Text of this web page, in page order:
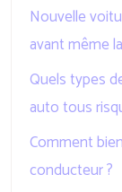
Nouvelle
avant même
Quels types
auto tous
Comment
conducteur ?